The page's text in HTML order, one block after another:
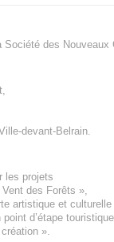
Société des Nouveaux
,
devant-Belrain.
les projets
des Forêts »,
artistique et
point d’étape
création ».